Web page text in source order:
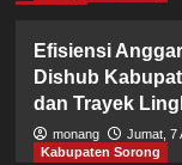
Efisiensi
Dishub
dan Trayek
monang Jumat, 7
Kabupaten Sorong